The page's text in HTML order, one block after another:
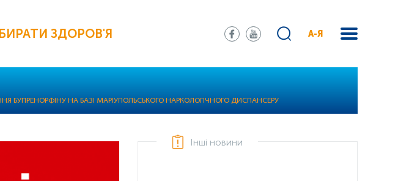
ЗДОРОВ'Я А-Я
БУПРЕНОРФІНУ НА БАЗІ МАРІУПОЛЬСЬКОГО НАРКОЛОГІЧНОГО ДИСПАНСЕРУ
Інші новини